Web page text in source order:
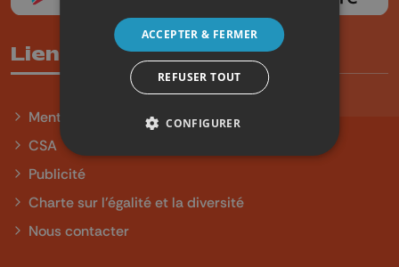
Liens utiles
Mentions légales
CSA
Publicité
Charte sur l'égalité et la diversité
Nous contacter
ACCEPTER & FERMER
REFUSER TOUT
CONFIGURER